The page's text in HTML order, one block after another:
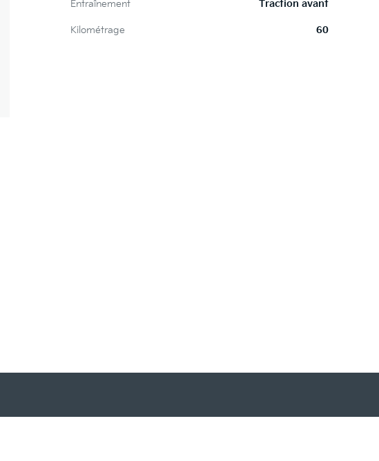
Entraînement Traction avant
Kilométrage 60